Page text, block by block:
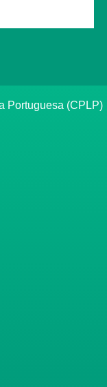
Portuguesa (CPLP)